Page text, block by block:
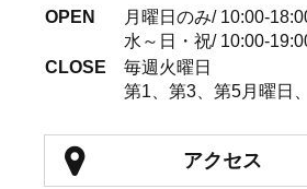
OPEN
月曜日のみ/ 10:00-
水～日・祝/ 10:00-
CLOSE
毎週火曜日
第1、第3、第5月曜日
アクセス